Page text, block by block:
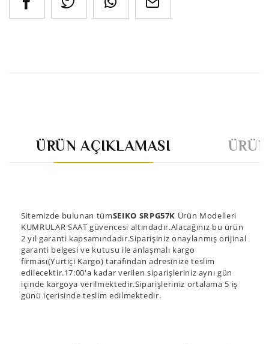
ÜRÜN AÇIKLAMASI
Sitemizde bulunan tümSEIKO SRPG57K Ürün Modelleri
KUMRULAR SAAT güvencesi altındadır.Alacağınız bu ürün
2 yıl garanti kapsamındadır.Siparişiniz onaylanmış orijinal
garanti belgesi ve kutusu ile anlaşmalı kargo
firması(Yurtiçi Kargo) tarafından adresinize teslim
edilecektir.17:00'a kadar verilen siparişleriniz aynı gün
içinde kargoya verilmektedir.Siparişleriniz ortalama 5 iş
günü içerisinde teslim edilmektedir.